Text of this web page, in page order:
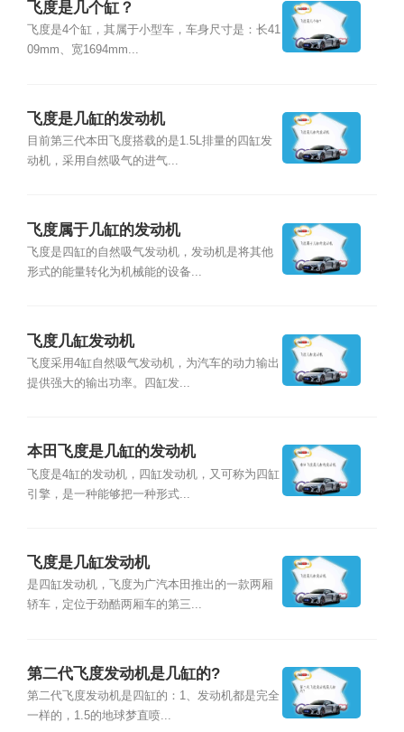
飞度是几个缸？
飞度是4个缸，其属于小型车，车身尺寸是：长41
09mm、宽1694mm...
飞度是几缸的发动机
目前第三代本田飞度搭载的是1.5L排量的四缸发
动机，采用自然吸气的进气...
飞度属于几缸的发动机
飞度是四缸的自然吸气发动机，发动机是将其他
形式的能量转化为机械能的设备...
飞度几缸发动机
飞度采用4缸自然吸气发动机，为汽车的动力输出
提供强大的输出功率。四缸发...
本田飞度是几缸的发动机
飞度是4缸的发动机，四缸发动机，又可称为四缸
引擎，是一种能够把一种形式...
飞度是几缸发动机
是四缸发动机，飞度为广汽本田推出的一款两厢
轿车，定位于劲酷两厢车的第三...
第二代飞度发动机是几缸的?
第二代飞度发动机是四缸的：1、发动机都是完全
一样的，1.5的地球梦直喷...